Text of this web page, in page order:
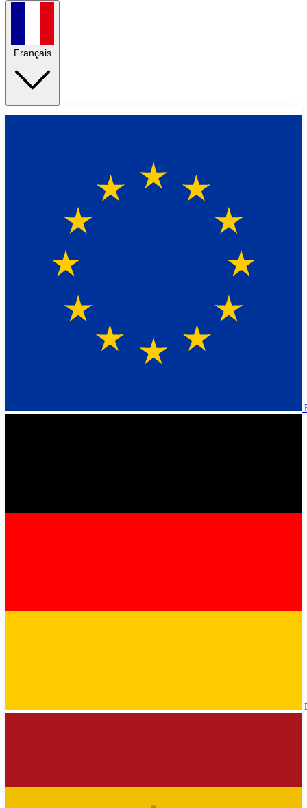
Français